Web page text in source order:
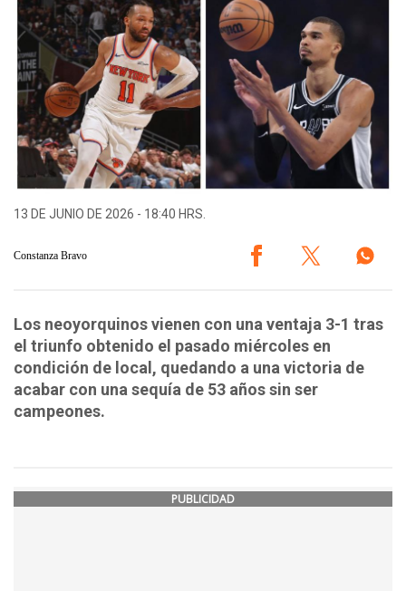
13 DE JUNIO DE 2026 - 18:40 HRS.
Constanza Bravo
Los neoyorquinos vienen con una ventaja 3-1 tras
el triunfo obtenido el pasado miércoles en
condición de local, quedando a una victoria de
acabar con una sequía de 53 años sin ser
campeones.
PUBLICIDAD